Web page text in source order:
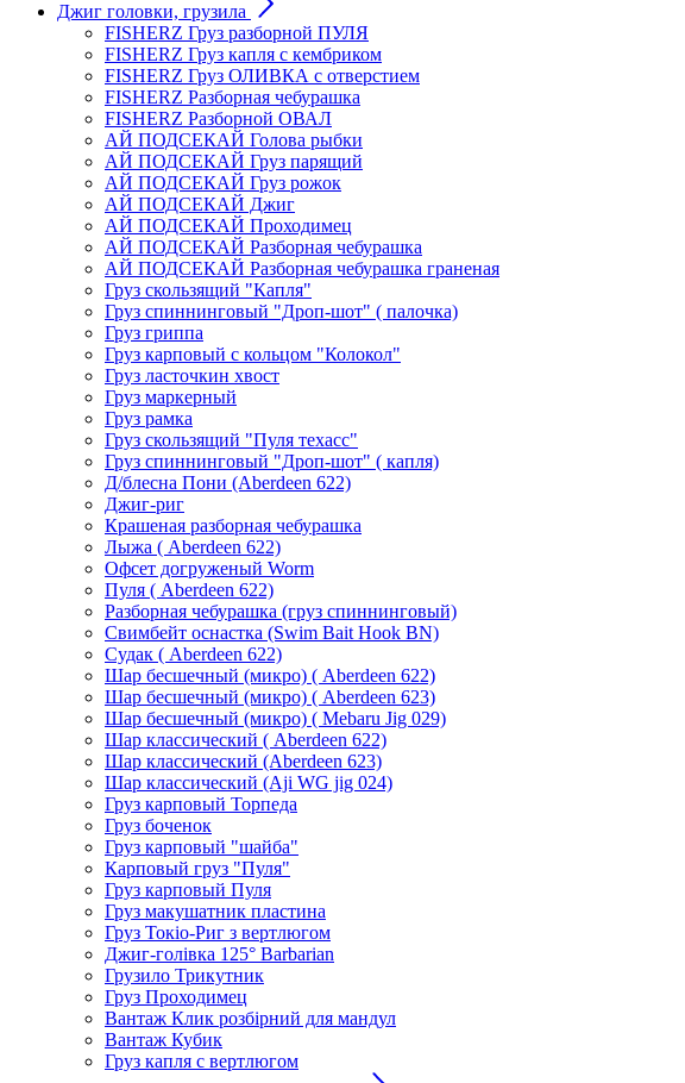
Джиг головки, грузила
FISHERZ Груз разборной ПУЛЯ
FISHERZ Груз капля с кембриком
FISHERZ Груз ОЛИВКА с отверстием
FISHERZ Разборная чебурашка
FISHERZ Разборной ОВАЛ
АЙ ПОДСЕКАЙ Голова рыбки
АЙ ПОДСЕКАЙ Груз парящий
АЙ ПОДСЕКАЙ Груз рожок
АЙ ПОДСЕКАЙ Джиг
АЙ ПОДСЕКАЙ Проходимец
АЙ ПОДСЕКАЙ Разборная чебурашка
АЙ ПОДСЕКАЙ Разборная чебурашка граненая
Груз скользящий "Капля"
Груз спиннинговый "Дроп-шот" ( палочка)
Груз гриппа
Груз карповый с кольцом "Колокол"
Груз ласточкин хвост
Груз маркерный
Груз рамка
Груз скользящий "Пуля техасс"
Груз спиннинговый "Дроп-шот" ( капля)
Д/блесна Пони (Aberdeen 622)
Джиг-риг
Крашеная разборная чебурашка
Лыжа ( Aberdeen 622)
Офсет догруженый Worm
Пуля ( Aberdeen 622)
Разборная чебурашка (груз спиннинговый)
Свимбейт оснастка (Swim Bait Hook BN)
Судак ( Aberdeen 622)
Шар бесшечный (микро) ( Aberdeen 622)
Шар бесшечный (микро) ( Aberdeen 623)
Шар бесшечный (микро) ( Mebaru Jig 029)
Шар классический ( Aberdeen 622)
Шар классический (Aberdeen 623)
Шар классический (Aji WG jig 024)
Груз карповый Торпеда
Груз боченок
Груз карповый "шайба"
Карповый груз "Пуля"
Груз карповый Пуля
Груз макушатник пластина
Груз Токіо-Риг з вертлюгом
Джиг-голівка 125° Barbarian
Грузило Трикутник
Груз Проходимец
Вантаж Клик розбірний для мандул
Вантаж Кубик
Груз капля с вертлюгом